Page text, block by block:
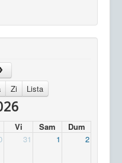
Zi Lista
Vi Sam
Dum
31 1 2